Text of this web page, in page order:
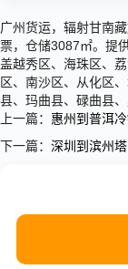
广州货运，辐射甘南
票，仓储3087㎡。提
盖越秀区、海珠区、
区、南沙区、从化区
县、玛曲县、碌曲县
上一篇： 惠州到普洱
下一篇： 深圳到滨州